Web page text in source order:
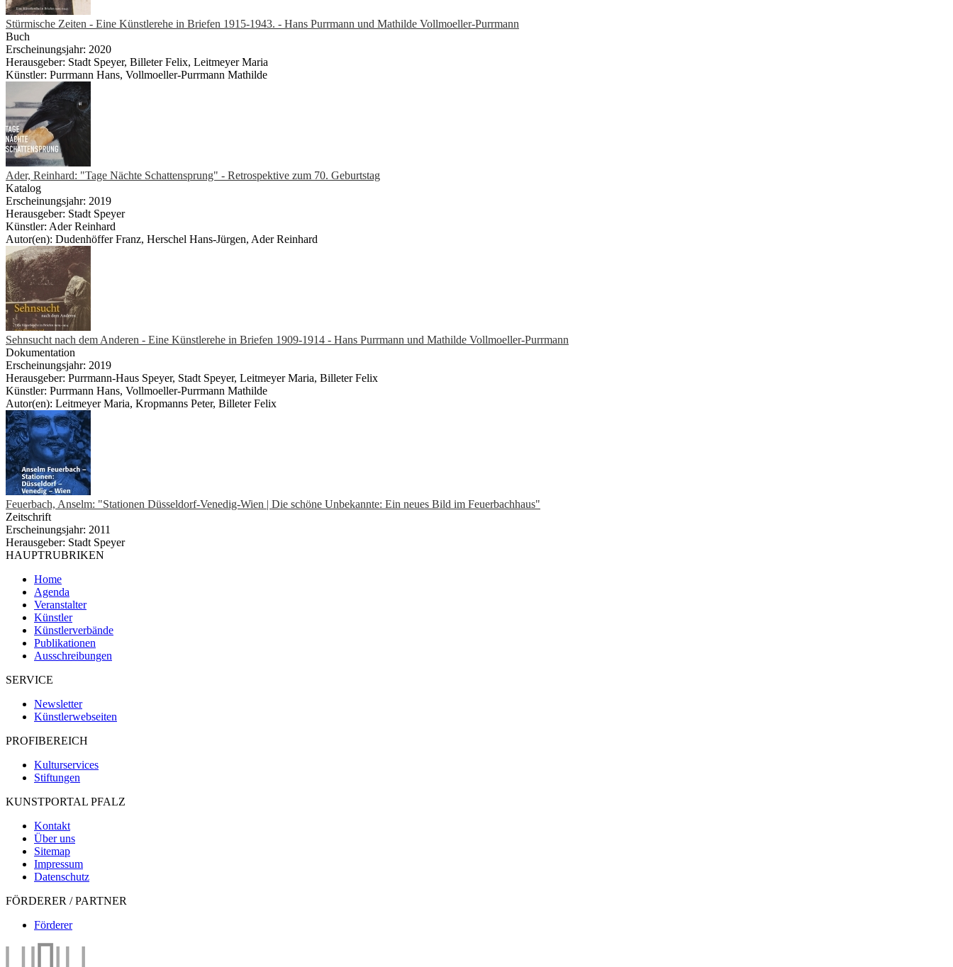
Stürmische Zeiten - Eine Künstlerehe in Briefen 1915-1943. - Hans Purrmann und Mathilde Vollmoeller-Purrmann
Buch
Erscheinungsjahr: 2020
Herausgeber: Stadt Speyer, Billeter Felix, Leitmeyer Maria
Künstler: Purrmann Hans, Vollmoeller-Purrmann Mathilde
Ader, Reinhard: "Tage Nächte Schattensprung" - Retrospektive zum 70. Geburtstag
Katalog
Erscheinungsjahr: 2019
Herausgeber: Stadt Speyer
Künstler: Ader Reinhard
Autor(en): Dudenhöffer Franz, Herschel Hans-Jürgen, Ader Reinhard
Sehnsucht nach dem Anderen - Eine Künstlerehe in Briefen 1909-1914 - Hans Purrmann und Mathilde Vollmoeller-Purrmann
Dokumentation
Erscheinungsjahr: 2019
Herausgeber: Purrmann-Haus Speyer, Stadt Speyer, Leitmeyer Maria, Billeter Felix
Künstler: Purrmann Hans, Vollmoeller-Purrmann Mathilde
Autor(en): Leitmeyer Maria, Kropmanns Peter, Billeter Felix
Feuerbach, Anselm: "Stationen Düsseldorf-Venedig-Wien | Die schöne Unbekannte: Ein neues Bild im Feuerbachhaus"
Zeitschrift
Erscheinungsjahr: 2011
Herausgeber: Stadt Speyer
HAUPTRUBRIKEN
Home
Agenda
Veranstalter
Künstler
Künstlerverbände
Publikationen
Ausschreibungen
SERVICE
Newsletter
Künstlerwebseiten
PROFIBEREICH
Kulturservices
Stiftungen
KUNSTPORTAL PFALZ
Kontakt
Über uns
Sitemap
Impressum
Datenschutz
FÖRDERER / PARTNER
Förderer